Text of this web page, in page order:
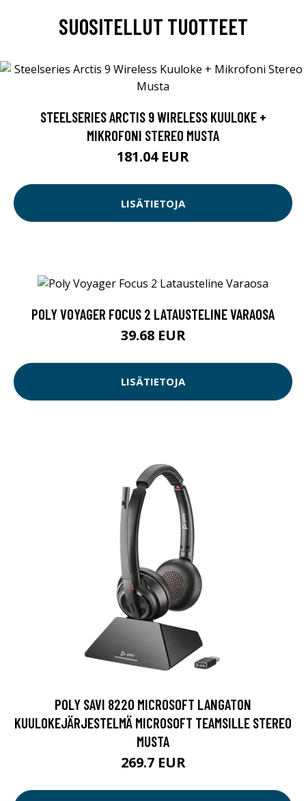
SUOSITELLUT TUOTTEET
STEELSERIES ARCTIS 9 WIRELESS KUULOKE +
MIKROFONI STEREO MUSTA
181.04 EUR
LISÄTIETOJA
POLY VOYAGER FOCUS 2 LATAUSTELINE VARAOSA
39.68 EUR
LISÄTIETOJA
POLY SAVI 8220 MICROSOFT LANGATON
KUULOKEJÄRJESTELMÄ MICROSOFT TEAMSILLE STEREO
MUSTA
269.7 EUR